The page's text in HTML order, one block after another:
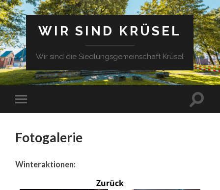
WIR SIND KRÜSEL
Wir sind die Siedlungsgemeinschaft Krüsel
Fotogalerie
Winteraktionen:
Zurück